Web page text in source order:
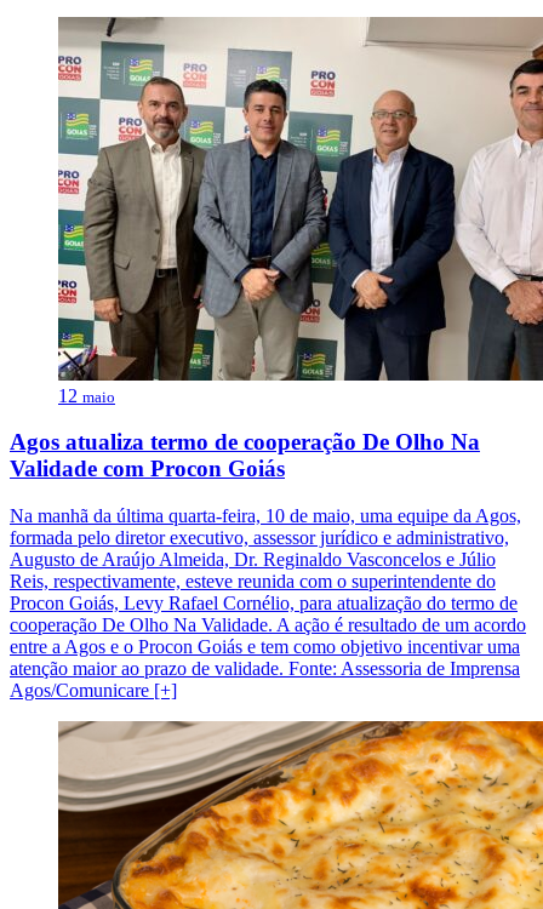
12 maio
Agos atualiza termo de cooperação De Olho Na
Validade com Procon Goiás
Na manhã da última quarta-feira, 10 de maio, uma equipe da Agos,
formada pelo diretor executivo, assessor jurídico e administrativo,
Augusto de Araújo Almeida, Dr. Reginaldo Vasconcelos e Júlio
Reis, respectivamente, esteve reunida com o superintendente do
Procon Goiás, Levy Rafael Cornélio, para atualização do termo de
cooperação De Olho Na Validade. A ação é resultado de um acordo
entre a Agos e o Procon Goiás e tem como objetivo incentivar uma
atenção maior ao prazo de validade. Fonte: Assessoria de Imprensa
Agos/Comunicare [+]